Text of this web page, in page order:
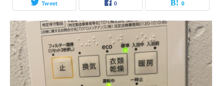
Tweet 0 0